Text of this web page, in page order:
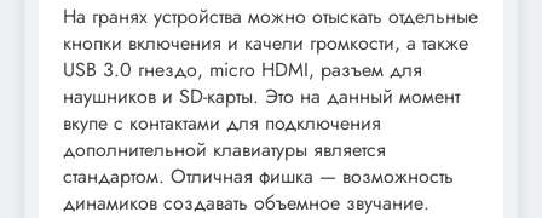
На гранях устройства можно отыскать отдельные
кнопки включения и качели громкости, а также
USB 3.0 гнездо, micro HDMI, разъем для
наушников и SD-карты. Это на данный момент
вкупе с контактами для подключения
дополнительной клавиатуры является
стандартом. Отличная фишка — возможность
динамиков создавать объемное звучание.